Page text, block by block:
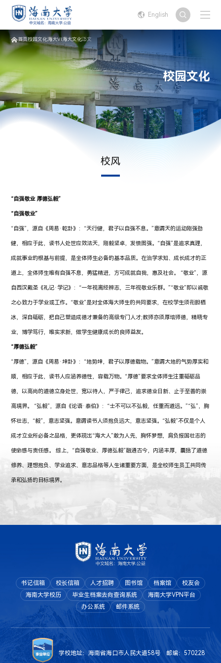
English
首页校园文化海大VI海大文化正文
校园文化
校风
“自强敬业 厚德弘毅”
“自强敬业”
“自强”，源自《周易·乾卦》：“天行健，君子以自强不息。”意谓天的运动刚强劲
健，相应于此，读书人处世应效法天，刚毅坚卓，发愤图强。“自强”是追求真理，
成就事业的根基与前提，是全体师生必备的基本品质。在治学求知、成长成才的正
道上，全体师生唯有自强不息，勇猛精进，方可成就自我，惠及社会。 “敬业”，源
自西汉戴圣《礼记·学记》：“一年视离经辨志，三年视敬业乐群。”“敬业”即以诚敬
之心致力于学业或工作。“敬业”是对全体海大师生的共同要求，在校学生须衔胆栖
冰，深自砥砺，把自己塑造成德才兼备的高级专门人才;教师亦须厚培师德，精晓专
业，博学笃行，唯实求新，做学生健康成长的良师益友。
“厚德弘毅”
“厚德”，源自《周易·坤卦》：“地势坤，君子以厚德载物。”意谓大地的气势厚实和
顺，相应于此，读书人应涵养德性，容载万物。“厚德”要求全体师生注重砥砺品
德，以高尚的道德立身处世，宽以待人，严于律己，追求德业日新、止于至善的崇
高境界。 “弘毅”，源自《论语·泰伯》：“士不可以不弘毅，任重而道远。”“弘”，胸
怀壮志，“毅”，意志坚强。意谓读书人须抱负远大，意志坚强。“弘毅”不仅是个人
成才立业所必备之品格，更体现出“海大人”敢为人先，胸怀梦想，肩负报国壮志的
使命感与责任感。 综上，“自强敬业、厚德弘毅”融通古今，内涵丰厚，囊括了道德
修养、理想抱负、学业追求、意志品格等人生诸重要方面，是全校师生员工共同传
承和弘扬的目标境界。
书记信箱 校长信箱 人才招聘 图书馆 档案馆
校友会
海南大学校历
毕业生档案去向查询系统
海南大学VPN平台
办公系统
邮件系统
学校地址：海南省海口市人民大道58号 邮编：570228